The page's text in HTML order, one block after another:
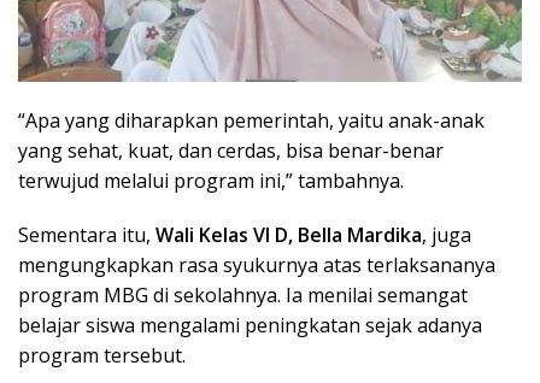
“Apa yang diharapkan pemerintah, yaitu anak-anak
yang sehat, kuat, dan cerdas, bisa benar-benar
terwujud melalui program ini,” tambahnya.
Sementara itu, Wali Kelas VI D, Bella Mardika, juga
mengungkapkan rasa syukurnya atas terlaksananya
program MBG di sekolahnya. Ia menilai semangat
belajar siswa mengalami peningkatan sejak adanya
program tersebut.